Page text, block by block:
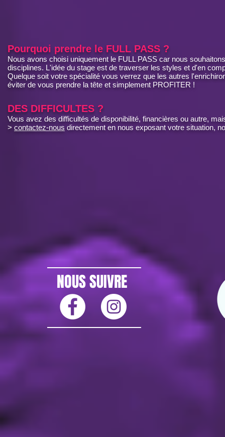
Pourquoi prendre le FULL PASS ?
Nous avons choisi uniquement le FULL PASS car nous
disciplines. L'idée du stage est de traverser les styles et d'en
Quelque soit votre spécialité vous verrez que les autres
éviter de vous prendre la tête et simplement PROFITER !
DES DIFFICULTES ?
Vous avez des difficultés de disponibilité, financières ou autre,
> contactez-nous directement en nous exposant votre situation,
NOUS SUIVRE